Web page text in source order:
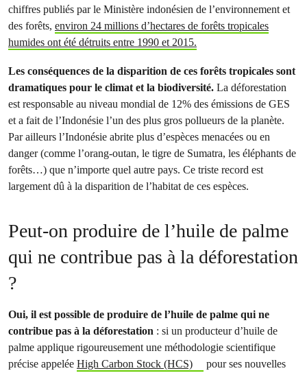
chiffres publiés par le Ministère indonésien de l’environnement et
des forêts, environ 24 millions d’hectares de forêts tropicales
humides ont été détruits entre 1990 et 2015.
Les conséquences de la disparition de ces forêts tropicales sont
dramatiques pour le climat et la biodiversité. La déforestation
est responsable au niveau mondial de 12% des émissions de GES
et a fait de l’Indonésie l’un des plus gros pollueurs de la planète.
Par ailleurs l’Indonésie abrite plus d’espèces menacées ou en
danger (comme l’orang-outan, le tigre de Sumatra, les éléphants de
forêts…) que n’importe quel autre pays. Ce triste record est
largement dû à la disparition de l’habitat de ces espèces.
Peut-on produire de l’huile de palme
qui ne contribue pas à la déforestation
?
Oui, il est possible de produire de l’huile de palme qui ne
contribue pas à la déforestation : si un producteur d’huile de
palme applique rigoureusement une méthodologie scientifique
précise appelée High Carbon Stock (HCS)
pour ses nouvelles